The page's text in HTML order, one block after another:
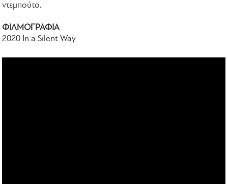
ντεμπούτο.
ΦΙΛΜΟΓΡΑΦΙΑ
2020 In a Silent Way